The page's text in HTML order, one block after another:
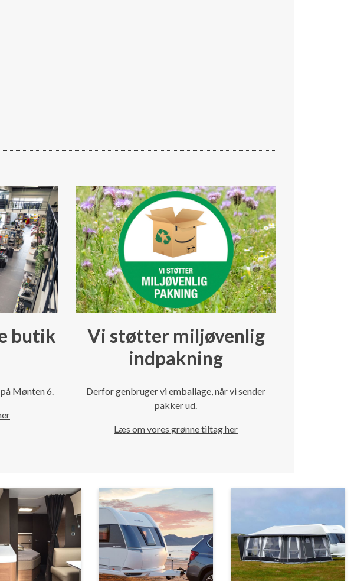
butik
Mønten 6.
Vi støtter miljøvenlig
indpakning
Derfor genbruger vi emballage, når vi sender
pakker ud.
Læs om vores grønne tiltag her